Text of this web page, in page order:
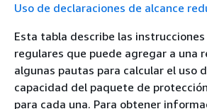
Uso de declaraciones de alcance
Esta tabla describe las
regulares que puede agregar a una
algunas pautas para calcular el uso
capacidad del paquete de protección
para cada una. Para obtener